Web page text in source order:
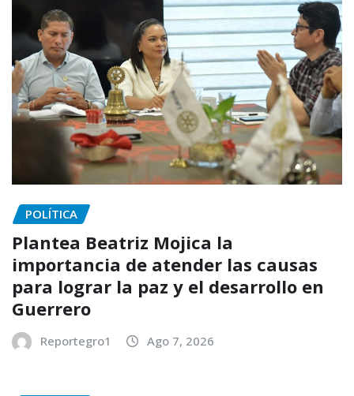
POLÍTICA
Plantea Beatriz Mojica la
importancia de atender las causas
para lograr la paz y el desarrollo en
Guerrero
Reportegro1 Ago 7, 2026